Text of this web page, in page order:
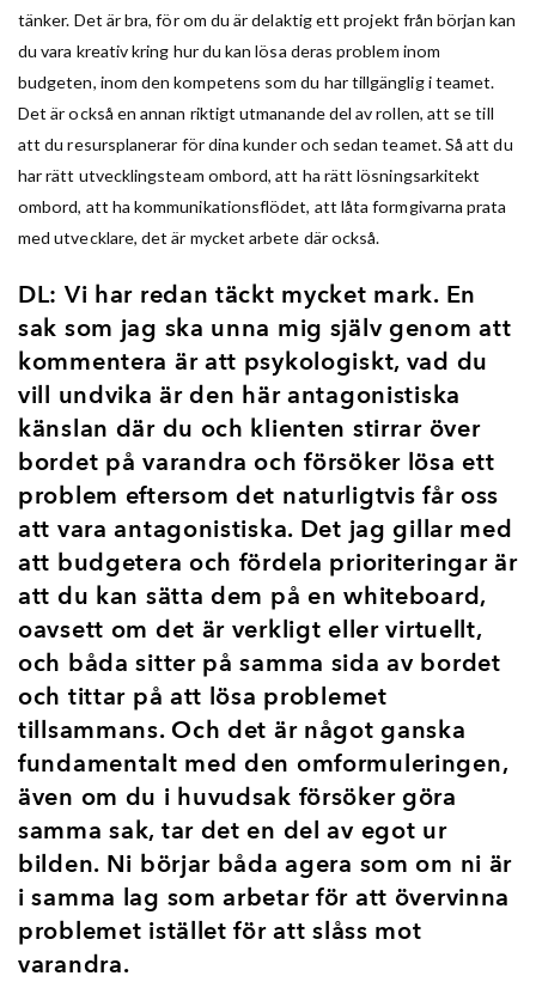
tänker. Det är bra, för om du är delaktig ett projekt från början kan
du vara kreativ kring hur du kan lösa deras problem inom
budgeten, inom den kompetens som du har tillgänglig i teamet.
Det är också en annan riktigt utmanande del av rollen, att se till
att du resursplanerar för dina kunder och sedan teamet. Så att du
har rätt utvecklingsteam ombord, att ha rätt lösningsarkitekt
ombord, att ha kommunikationsflödet, att låta formgivarna prata
med utvecklare, det är mycket arbete där också.
DL: Vi har redan täckt mycket mark. En
sak som jag ska unna mig själv genom att
kommentera är att psykologiskt, vad du
vill undvika är den här antagonistiska
känslan där du och klienten stirrar över
bordet på varandra och försöker lösa ett
problem eftersom det naturligtvis får oss
att vara antagonistiska. Det jag gillar med
att budgetera och fördela prioriteringar är
att du kan sätta dem på en whiteboard,
oavsett om det är verkligt eller virtuellt,
och båda sitter på samma sida av bordet
och tittar på att lösa problemet
tillsammans. Och det är något ganska
fundamentalt med den omformuleringen,
även om du i huvudsak försöker göra
samma sak, tar det en del av egot ur
bilden. Ni börjar båda agera som om ni är
i samma lag som arbetar för att övervinna
problemet istället för att slåss mot
varandra.